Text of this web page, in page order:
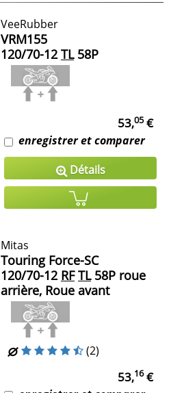
VeeRubber
VRM155
120/70-12 TL58P
53,05€
enregistrer et comparer
Détails
Mitas
Touring Force-SC
120/70-12 RF TL58P roue
arrière, Roue avant
(2)
53,16€